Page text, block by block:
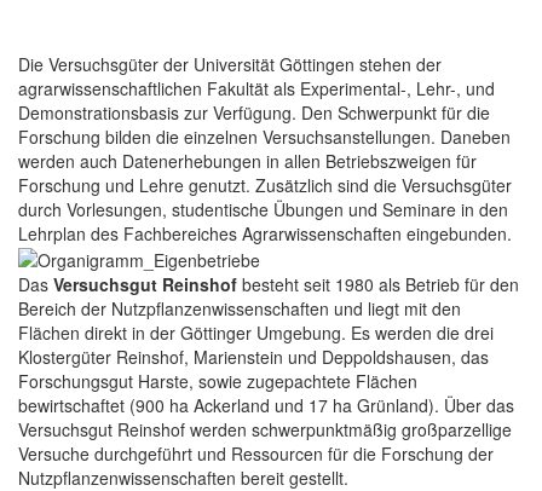
Die Versuchsgüter der Universität Göttingen stehen der
agrarwissenschaftlichen Fakultät als Experimental-, Lehr-, und
Demonstrationsbasis zur Verfügung. Den Schwerpunkt für die
Forschung bilden die einzelnen Versuchsanstellungen. Daneben
werden auch Datenerhebungen in allen Betriebszweigen für
Forschung und Lehre genutzt. Zusätzlich sind die Versuchsgüter
durch Vorlesungen, studentische Übungen und Seminare in den
Lehrplan des Fachbereiches Agrarwissenschaften eingebunden.
Das Versuchsgut Reinshof besteht seit 1980 als Betrieb für den
Bereich der Nutzpflanzenwissenschaften und liegt mit den
Flächen direkt in der Göttinger Umgebung. Es werden die drei
Klostergüter Reinshof, Marienstein und Deppoldshausen, das
Forschungsgut Harste, sowie zugepachtete Flächen
bewirtschaftet (900 ha Ackerland und 17 ha Grünland). Über das
Versuchsgut Reinshof werden schwerpunktmäßig großparzellige
Versuche durchgeführt und Ressourcen für die Forschung der
Nutzpflanzenwissenschaften bereit gestellt.